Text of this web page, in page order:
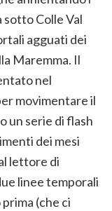
sotto Colle Val
agguati dei
Maremma. Il
nel
movimentare il
un serie di flash
dei mesi
lettore di
linee temporali
(che ci